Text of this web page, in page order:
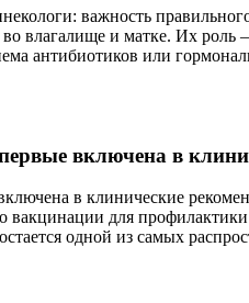
важность
влагалище и матке. Их
антибиотиков или
включена в
в клинические
вакцинации для
одной из самых